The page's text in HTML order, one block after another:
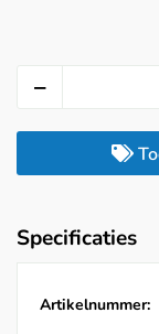
Specificaties
Artikelnummer: